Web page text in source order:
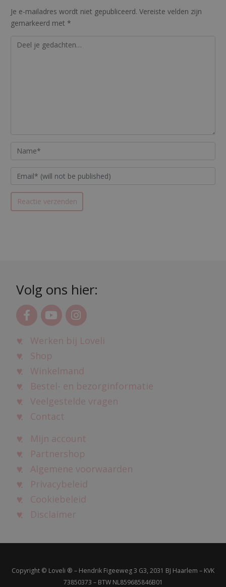
Je e-mailadres wordt niet gepubliceerd. Vereiste velden zijn
gemarkeerd met *
Volg ons hier:
Werken bij Loveli
Shop
Winkelmand
Bestel- en bezorginformatie
Veelgestelde vragen
Contact
Mijn account
Partnershop
Algemene voorwaarden
Privacybeleid
Cookiebeleid
Disclaimer
Copyright © Loveli ® – Hendrik Figeeweg 3 G3, 2031 BJ Haarlem – KVK
73850373 – BTW NL859685846B01